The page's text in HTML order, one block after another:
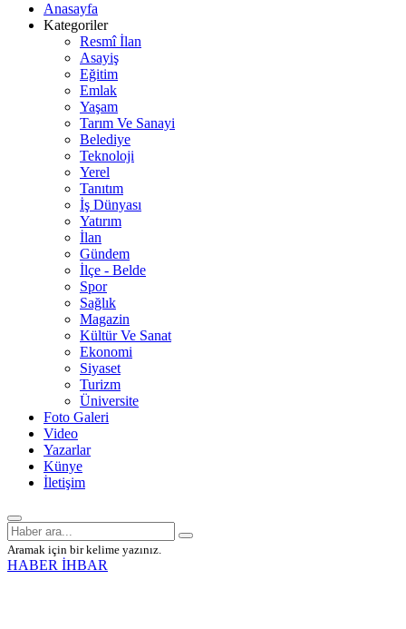
Anasayfa
Kategoriler
Resmî İlan
Asayiş
Eğitim
Emlak
Yaşam
Tarım Ve Sanayi
Belediye
Teknoloji
Yerel
Tanıtım
İş Dünyası
Yatırım
İlan
Gündem
İlçe - Belde
Spor
Sağlık
Magazin
Kültür Ve Sanat
Ekonomi
Siyaset
Turizm
Üniversite
Foto Galeri
Video
Yazarlar
Künye
İletişim
Aramak için bir kelime yazınız.
HABER İHBAR